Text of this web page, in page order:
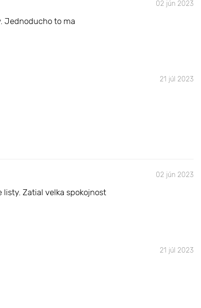
02 jún 2023
Jednoducho to ma
21 júl 2023
02 jún 2023
listy. Zatial velka spokojnost
21 júl 2023